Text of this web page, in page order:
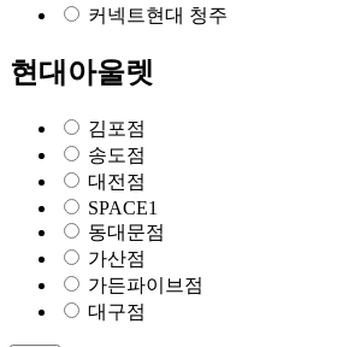
커넥트현대 청주
현대아울렛
김포점
송도점
대전점
SPACE1
동대문점
가산점
가든파이브점
대구점